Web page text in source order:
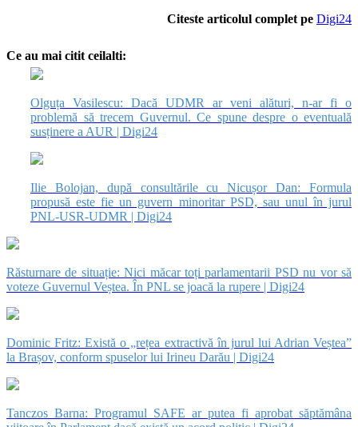
Citeste articolul complet pe Digi24
Ce au mai citit ceilalti:
Olguța Vasilescu: Dacă UDMR ar veni alături, n-ar fi o
problemă să trecem Guvernul. Ce spune despre o eventuală
susținere a AUR | Digi24
Ilie Bolojan, după consultările cu Nicușor Dan: Formula
propusă este fie un guvern minoritar PSD, sau unul în jurul
PNL-USR-UDMR | Digi24
Răsturnare de situație: Nici măcar toți parlamentarii PSD nu vor să
voteze Guvernul Veștea. În PNL se joacă la rupere | Digi24
Dominic Fritz: Există o „rețea extractivă în jurul lui Adrian Veștea”
la Brașov, conform spuselor lui Irineu Darău | Digi24
Tanczos Barna: Programul SAFE ar putea fi aprobat săptămâna